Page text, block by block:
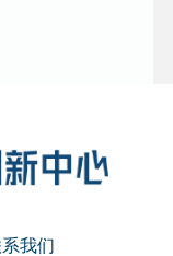
我们